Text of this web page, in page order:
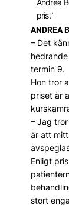
Andrea
pris.”
ANDREA
– Det
termin 9.
Hon tror
priset är
– Jag
är att
Enligt
stort